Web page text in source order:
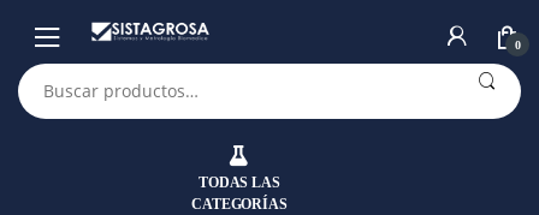
navegación
contenido
0
Buscar
por:
TODAS LAS
CATEGORÍAS